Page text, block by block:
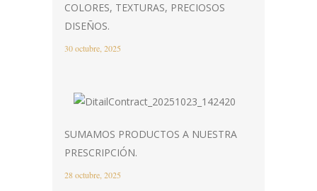
COLORES, TEXTURAS, PRECIOSOS
DISEÑOS.
30 octubre, 2025
SUMAMOS PRODUCTOS A NUESTRA
PRESCRIPCIÓN.
28 octubre, 2025